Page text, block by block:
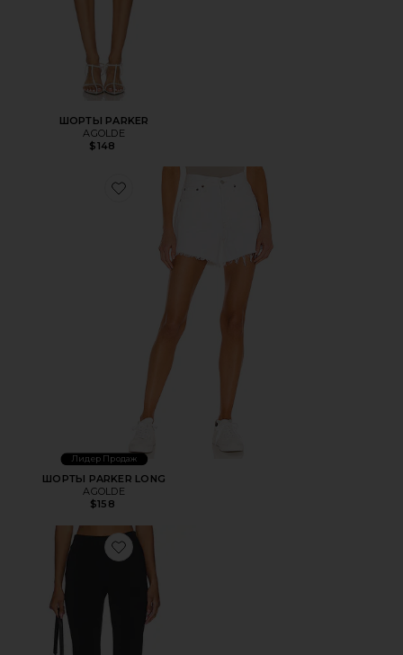
ШОРТЫ PARKER
AGOLDE
$148
Favorite ШОРТЫ PARKER LONG
Лидер Продаж
ШОРТЫ PARKER LONG
AGOLDE
$158
Favorite КАПРИ